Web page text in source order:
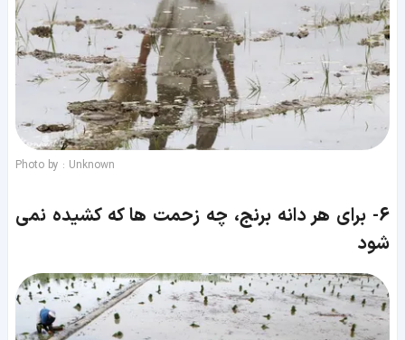
Photo by : Unknown
6- برای هر دانه برنج، چه زحمت ها که کشیده نمی
شود